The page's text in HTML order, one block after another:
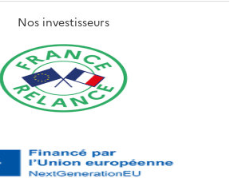
Nos investisseurs